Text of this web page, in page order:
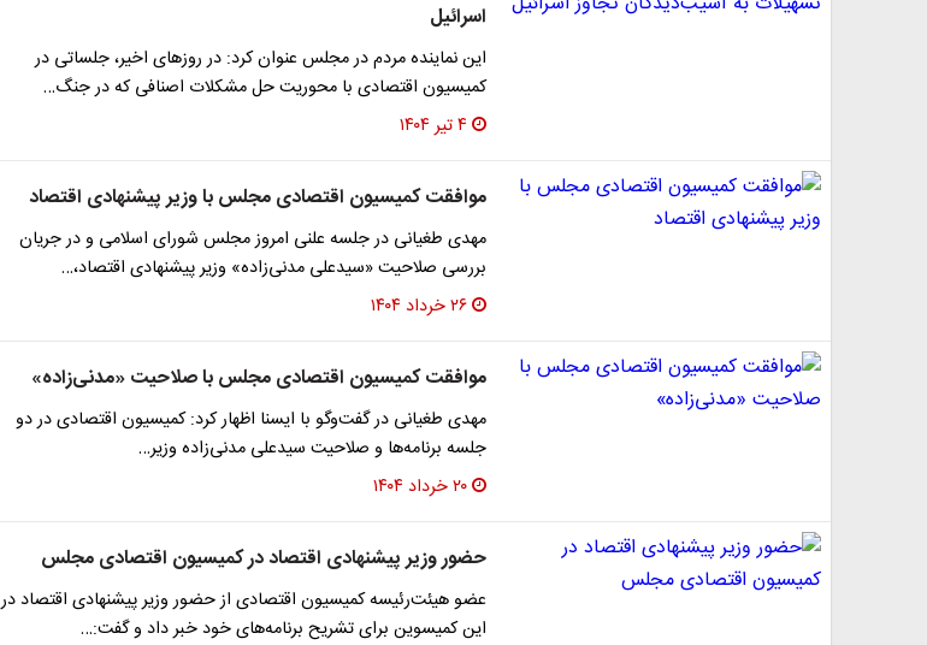
اسرائیل
این نماینده مردم در مجلس عنوان کرد: در روزهای اخیر، جلساتی در
کمیسیون اقتصادی با محوریت حل مشکلات اصنافی که در جنگ…
۴ تیر ۱۴۰۴
موافقت کمیسیون اقتصادی مجلس با وزیر پیشنهادی اقتصاد
مهدی طغیانی در جلسه علنی امروز مجلس شورای اسلامی و در جریان
بررسی صلاحیت «سیدعلی مدنی‌زاده» وزیر پیشنهادی اقتصاد،…
۲۶ خرداد ۱۴۰۴
موافقت کمیسیون اقتصادی مجلس با صلاحیت «مدنی‌زاده»
مهدی طغیانی در گفت‌وگو با ایسنا اظهار کرد: کمیسیون اقتصادی در دو
جلسه برنامه‌ها و صلاحیت سیدعلی مدنی‌زاده وزیر…
۲۰ خرداد ۱۴۰۴
حضور وزیر پیشنهادی اقتصاد در کمیسیون اقتصادی مجلس
عضو هیئت‌رئیسه کمیسیون اقتصادی از حضور وزیر پیشنهادی اقتصاد در
این کمیسوین برای تشریح برنامه‌های خود خبر داد و گفت:…